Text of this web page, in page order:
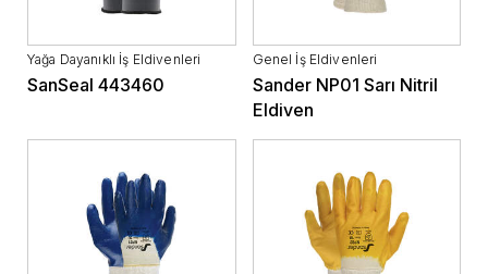
Genel İş Eldivenleri
Sander NP01 Sarı Nitril
Eldiven
Yağa Dayanıklı İş Eldivenleri
SanSeal 443460